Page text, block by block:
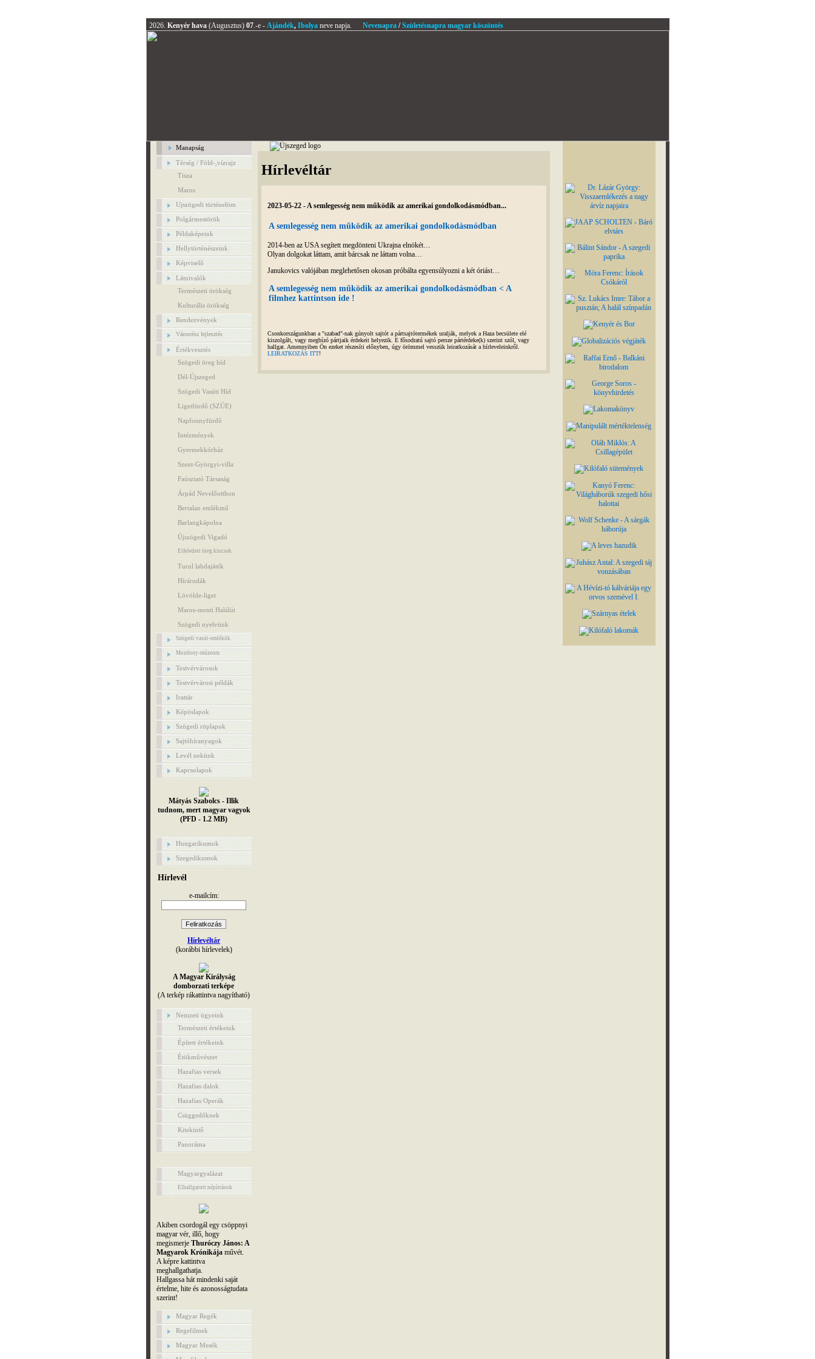
2026. Kenyér hava (Augusztus) 07.-e - Ajándék, Ibolyaneve napja. Nevenapra/Születésnapra magyar köszöntés
Manapság
Térség / Föld-,vízrajz
Tisza
Maros
Ujszögedi történelöm
Polgármestörök
Példaképeink
Hellytörténészeink
Képviselő
Látnivalók
Természeti örökség
Kulturális örökség
Rendezvények
Városrész fejlesztés
Értékvesztés
Szögedi öreg híd
Dél-Újszeged
Szögedi Vasúti Híd
Ligetfürdő (SZÚE)
Napfonnyfürdő
Intézmények
Gyermekkórház
Szent-Györgyi-villa
Faúsztató Társaság
Árpád Nevelőotthon
Bertalan emlékmű
Barlangkápolna
Újszögedi Vigadó
Elfeledett öreg kincsek
Turul labdajáték
Hírárudák
Lövölde-liget
Maros-menti Halálút
Szögedi nyelvünk
Szögedi vasút-emlékök
Mozdony-múzeum
Testvérvárosok
Testvérvárosi példák
Irattár
Képöslapok
Szögedi röplapok
Sajtóhíranyagok
Levél nekünk
Kapcsolapok
Mátyás Szabolcs - Illik
tudnom, mert magyar vagyok
(PFD - 1.2 MB)
Hungarikumok
Szegedikumok
Hírlevél
e-mailcím:
Hírlevéltár
(korábbi hírlevelek)
A Magyar Királyság
domborzati terképe
(A terkép rákattintva nagyítható)
Nemzeti ügyeink
Természeti értékeink
Épített értékeink
Étökművészet
Hazafias versek
Hazafias dalok
Hazafias Operák
Csüggedőknek
Kitekintő
Panoráma
Magyargyalázat
Elhallgatott népírtások
Akiben csordogál egy csöppnyi
magyar vér, illő, hogy
megismerje Thuróczy János: A
Magyarok Krónikájaművét.
A képre kattintva
meghallgathatja.
Hallgassa hát mindenki saját
értelme, hite és azonosságtudata
szerint!
Magyar Regék
Regefilmek
Magyar Mesék
Hírlevéltár
2023-05-22 - A semlegesség nem működik az amerikai gondolkodásmódban...
A semlegesség nem működik az amerikai gondolkodásmódban
2014-ben az USA segített megdönteni Ukrajna elnökét…
Olyan dolgokat láttam, amit bárcsak ne láttam volna…
Janukovics valójában meglehetősen okosan próbálta egyensúlyozni a két óriást…
A semlegesség nem működik az amerikai gondolkodásmódban < A
filmhez kattintson ide !
Csonkországunkban a "szabad"-nak gúnyolt sajtót a pártsajtótermékek uralják, melyek a Haza becsülete elé
kiszolgált, vagy megbízó pártjaik érdekeit helyezik. E fősodratú sajtó persze pártérdeke(k) szerint szól, vagy
hallgat. Amennyiben Ön ezeket részesíti előnyben, úgy örömmel vesszük leiratkozását a hírleveleinkről.
LEIRATKOZÁS ITT!